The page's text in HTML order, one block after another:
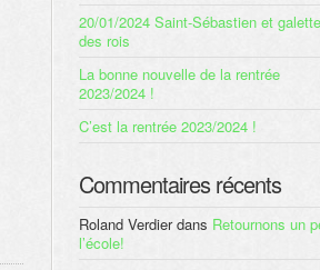
20/01/2024 Saint-Sébastien et galette
des rois
La bonne nouvelle de la rentrée
2023/2024 !
C’est la rentrée 2023/2024 !
Commentaires récents
Roland Verdierdans Retournons un
l’école!